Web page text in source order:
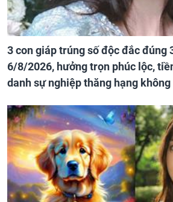
3 con giáp trúng số độc đắc đúng
6/8/2026, hưởng trọn phúc lộc,
danh sự nghiệp thăng hạng